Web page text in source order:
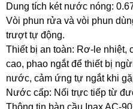
Dung tích két nước nóng:
Vòi phun rửa và vòi phun
trượt tự động.
Thiết bị an toàn: Rơ-le nhiệt,
cao, phao ngắt để thiết bị
nước, cảm ứng tự ngắt khi
Nước cấp: Nối trực tiếp từ
Thông tin bàn cầu Inax AC-